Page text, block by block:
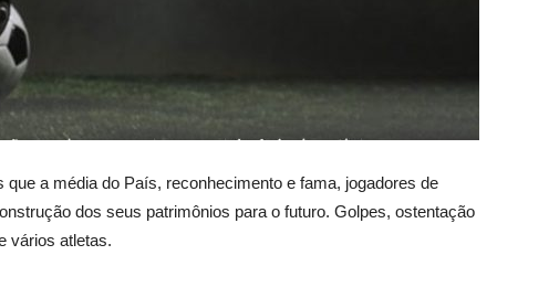
a média do País, reconhecimento e fama, jogadores de
dos seus patrimônios para o futuro. Golpes, ostentação
vários atletas.